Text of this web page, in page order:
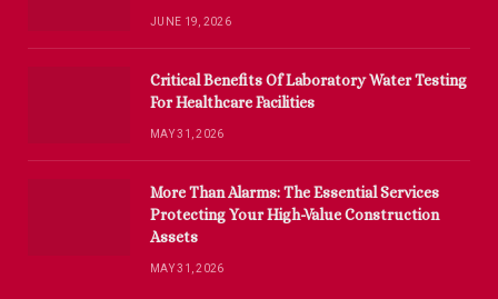
JUNE 19, 2026
Critical Benefits Of Laboratory Water Testing
For Healthcare Facilities
MAY 31, 2026
More Than Alarms: The Essential Services
Protecting Your High-Value Construction
Assets
MAY 31, 2026